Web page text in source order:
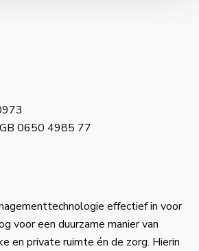
0650 4985 77
effectief in voor
voor een duurzame manier van
en private ruimte én de zorg. Hierin